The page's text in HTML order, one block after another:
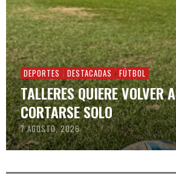
DEPORTES DESTACADAS FÚTBOL
TALLERES QUIERE VOLVER A
CORTARSE SOLO
7 AGOSTO, 2026